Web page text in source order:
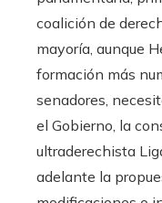
coalición de
mayoría, aunque
formación más
senadores,
el Gobierno, la
ultraderechista
adelante la